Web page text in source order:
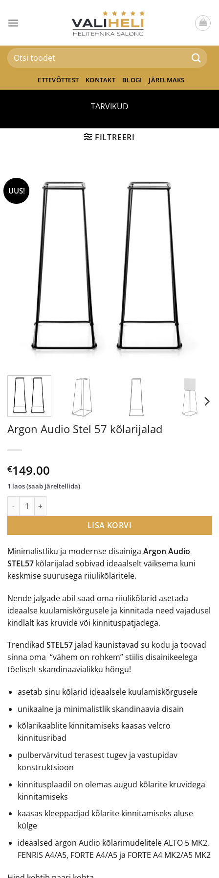
content
Otsi:
ETTEVÕTTEST KONTAKT BLOGI JÄRELMAKS
TARVIKUD
FILTREERI
UUS!
Argon Audio Stel 57 kõlarijalad
€149.00
Minimalistliku ja modernse disainiga Argon Audio
STEL57 kõlarijalad sobivad ideaalselt väiksema kuni
keskmise suurusega riiulikõlaritele.
Nende jalgade abil saad oma riiulikõlarid asetada
ideaalse kuulamiskõrgusele ja kinnitada need vajadusel
kindlalt kas kruvide või kinnituspatjadega.
Trendikad STEL57 jalad kaunistavad su kodu ja toovad
sinna oma “vähem on rohkem” stiilis disainikeelega
tõeliselt skandinaavialikku hõngu!
asetab sinu kõlarid ideaalsele kuulamiskõrgusele
unikaalne ja minimalistlik skandinaavia disain
kõlarikaablite kinnitamiseks kaasas velcro
kinnitusribad
pulbervärvitud terasest tugev ja vastupidav
konstruktsioon
kinnitusplaadil on olemas augud kõlarite kruvidega
kinnitamiseks
kaasas kleeppadjad kõlarite kinnitamiseks aluse
külge
ideaalsed argon Audio kõlarimudelitele ALTO 5 MK2,
FENRIS A4/A5, FORTE A4/A5 ja FORTE A4 MK2/A5 MK2
1 laos (saab järeltellida)
Argon Audio Stel 57 kõlarijalad kogus
LISA KORVI